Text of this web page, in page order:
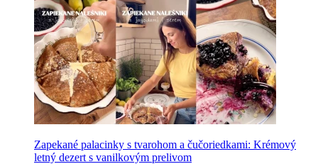
Zapekané palacinky s tvarohom a čučoriedkami: Krémový
letný dezert s vanilkovým prelivom